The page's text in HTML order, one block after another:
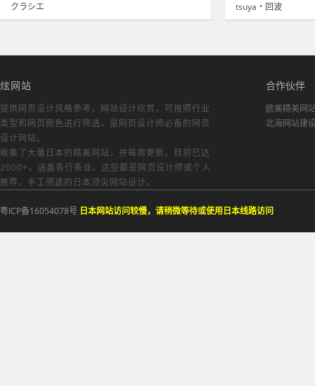
クラシエ tsuya・回波
炫网站
提供网页设计风格参考， 网站设计欣赏 ，可按照行业
类型和网页颜色进行筛选，是网页设计师必备的网页
设计网站。
收集了大量日本的精美网站，并每周更新，目前已达
2000+，涵盖各行各业。这些都是网页设计师或个人
推荐，手工筛选的日本顶尖网站设计。
合作伙伴
欧美精美网
北海网站建
粤ICP备16054078号 日本网站访问较慢，请稍微等待或使用日本线路访问